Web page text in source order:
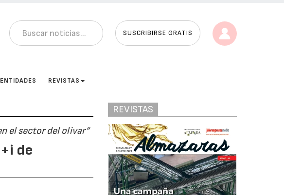
SUSCRIBIRSE GRATIS
ENTIDADES REVISTAS
el sector del olivar”
de
REVISTAS